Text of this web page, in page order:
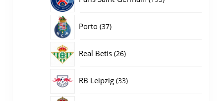
Porto 3737
Real Betis 2626
RB Leipzig 3333